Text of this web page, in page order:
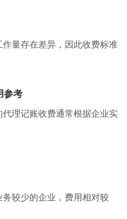
量存在差异，因此收费标准
参考
代理记账收费通常根据企业实
较少的企业，费用相对较